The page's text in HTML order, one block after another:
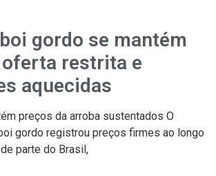
gordo se mantém
restrita e
aquecidas
preços da arroba sustentados O
gordo registrou preços firmes ao longo
parte do Brasil,